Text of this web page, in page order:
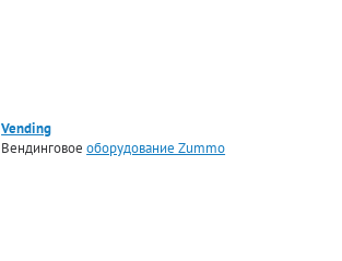
Vending
Вендинговоеоборудование Zummo